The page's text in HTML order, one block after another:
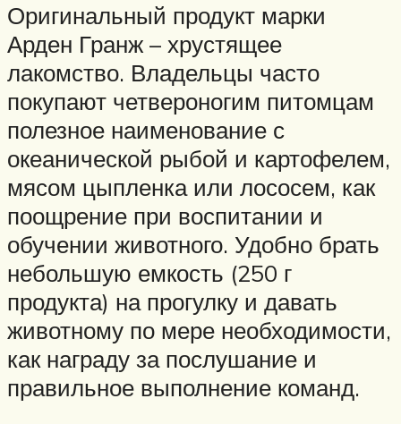
Оригинальный продукт марки
Арден Гранж – хрустящее
лакомство. Владельцы часто
покупают четвероногим питомцам
полезное наименование с
океанической рыбой и картофелем,
мясом цыпленка или лососем, как
поощрение при воспитании и
обучении животного. Удобно брать
небольшую емкость (250 г
продукта) на прогулку и давать
животному по мере необходимости,
как награду за послушание и
правильное выполнение команд.